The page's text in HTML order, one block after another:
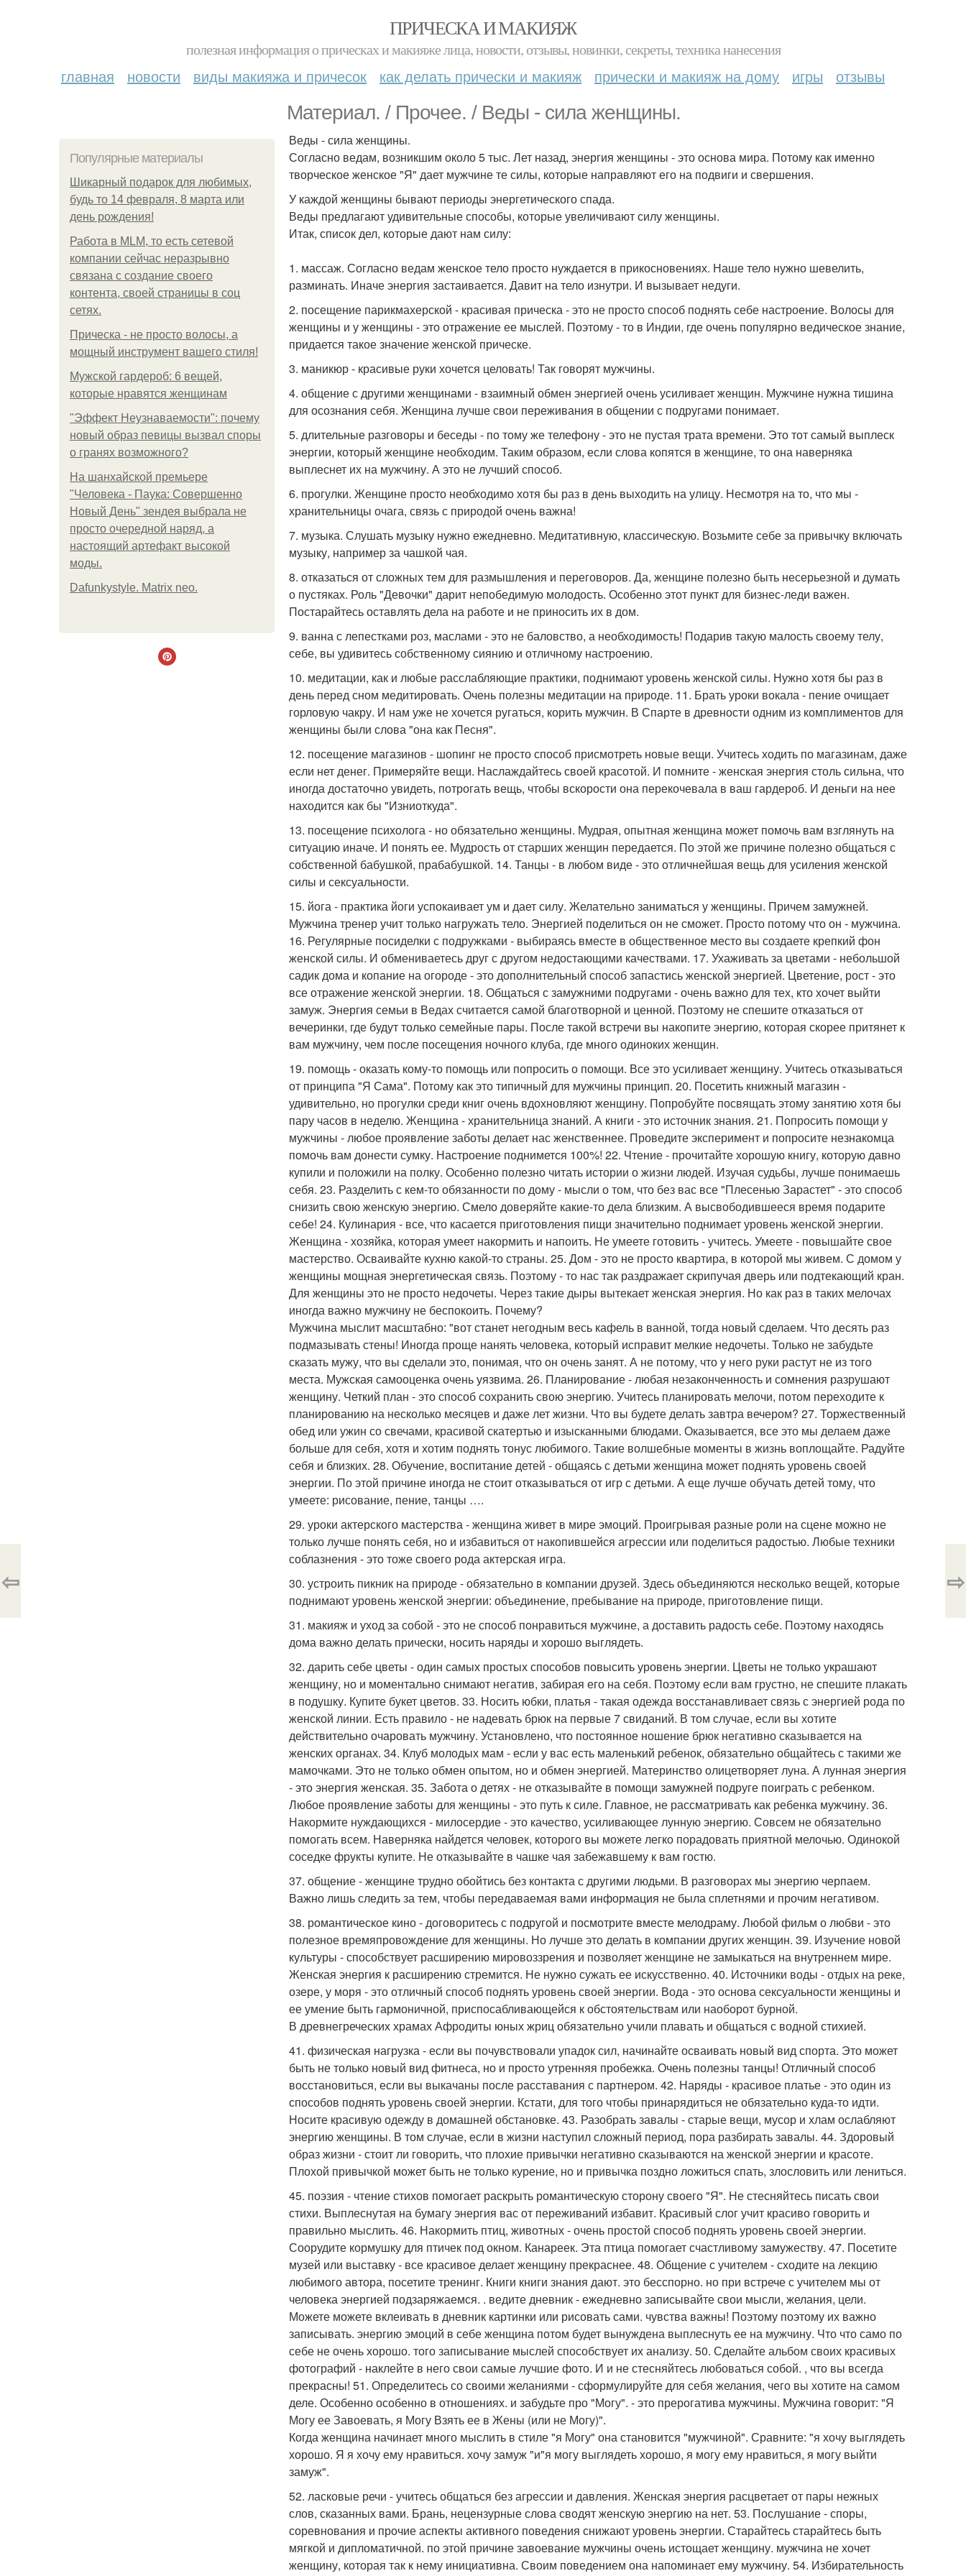
ПРИЧЕСКА И МАКИЯЖ
полезная информация о прическах и макияже лица, новости, отзывы, новинки, секреты, техника нанесения
главная новости виды макияжа и причесок как делать прически и макияж прически и макияж на дому игры отзывы
Материал. / Прочее. / Веды - сила женщины.
Популярные материалы
Шикарный подарок для любимых,
будь то 14 февраля, 8 марта или
день рождения!
Работа в MLM, то есть сетевой
компании сейчас неразрывно
связана с создание своего
контента, своей страницы в соц
сетях.
Прическа - не просто волосы, а
мощный инструмент вашего стиля!
Мужской гардероб: 6 вещей,
которые нравятся женщинам
"Эффект Неузнаваемости": почему
новый образ певицы вызвал споры
о гранях возможного?
На шанхайской премьере
"Человека - Паука: Совершенно
Новый День" зендея выбрала не
просто очередной наряд, а
настоящий артефакт высокой
моды.
Dafunkystyle. Matrix neo.
Веды - сила женщины.
Согласно ведам, возникшим около 5 тыс. Лет назад, энергия женщины - это основа мира. Потому как именно
творческое женское "Я" дает мужчине те силы, которые направляют его на подвиги и свершения.
У каждой женщины бывают периоды энергетического спада.
Веды предлагают удивительные способы, которые увеличивают силу женщины.
Итак, список дел, которые дают нам силу:
1. массаж. Согласно ведам женское тело просто нуждается в прикосновениях. Наше тело нужно шевелить,
разминать. Иначе энергия застаивается. Давит на тело изнутри. И вызывает недуги.
2. посещение парикмахерской - красивая прическа - это не просто способ поднять себе настроение. Волосы для
женщины и у женщины - это отражение ее мыслей. Поэтому - то в Индии, где очень популярно ведическое знание,
придается такое значение женской прическе.
3. маникюр - красивые руки хочется целовать! Так говорят мужчины.
4. общение с другими женщинами - взаимный обмен энергией очень усиливает женщин. Мужчине нужна тишина
для осознания себя. Женщина лучше свои переживания в общении с подругами понимает.
5. длительные разговоры и беседы - по тому же телефону - это не пустая трата времени. Это тот самый выплеск
энергии, который женщине необходим. Таким образом, если слова копятся в женщине, то она наверняка
выплеснет их на мужчину. А это не лучший способ.
6. прогулки. Женщине просто необходимо хотя бы раз в день выходить на улицу. Несмотря на то, что мы -
хранительницы очага, связь с природой очень важна!
7. музыка. Слушать музыку нужно ежедневно. Медитативную, классическую. Возьмите себе за привычку включать
музыку, например за чашкой чая.
8. отказаться от сложных тем для размышления и переговоров. Да, женщине полезно быть несерьезной и думать
о пустяках. Роль "Девочки" дарит непобедимую молодость. Особенно этот пункт для бизнес-леди важен.
Постарайтесь оставлять дела на работе и не приносить их в дом.
9. ванна с лепестками роз, маслами - это не баловство, а необходимость! Подарив такую малость своему телу,
себе, вы удивитесь собственному сиянию и отличному настроению.
10. медитации, как и любые расслабляющие практики, поднимают уровень женской силы. Нужно хотя бы раз в
день перед сном медитировать. Очень полезны медитации на природе. 11. Брать уроки вокала - пение очищает
горловую чакру. И нам уже не хочется ругаться, корить мужчин. В Спарте в древности одним из комплиментов для
женщины были слова "она как Песня".
12. посещение магазинов - шопинг не просто способ присмотреть новые вещи. Учитесь ходить по магазинам, даже
если нет денег. Примеряйте вещи. Наслаждайтесь своей красотой. И помните - женская энергия столь сильна, что
иногда достаточно увидеть, потрогать вещь, чтобы вскорости она перекочевала в ваш гардероб. И деньги на нее
находится как бы "Изниоткуда".
13. посещение психолога - но обязательно женщины. Мудрая, опытная женщина может помочь вам взглянуть на
ситуацию иначе. И понять ее. Мудрость от старших женщин передается. По этой же причине полезно общаться с
собственной бабушкой, прабабушкой. 14. Танцы - в любом виде - это отличнейшая вещь для усиления женской
силы и сексуальности.
15. йога - практика йоги успокаивает ум и дает силу. Желательно заниматься у женщины. Причем замужней.
Мужчина тренер учит только нагружать тело. Энергией поделиться он не сможет. Просто потому что он - мужчина.
16. Регулярные посиделки с подружками - выбираясь вместе в общественное место вы создаете крепкий фон
женской силы. И обмениваетесь друг с другом недостающими качествами. 17. Ухаживать за цветами - небольшой
садик дома и копание на огороде - это дополнительный способ запастись женской энергией. Цветение, рост - это
все отражение женской энергии. 18. Общаться с замужними подругами - очень важно для тех, кто хочет выйти
замуж. Энергия семьи в Ведах считается самой благотворной и ценной. Поэтому не спешите отказаться от
вечеринки, где будут только семейные пары. После такой встречи вы накопите энергию, которая скорее притянет к
вам мужчину, чем после посещения ночного клуба, где много одиноких женщин.
19. помощь - оказать кому-то помощь или попросить о помощи. Все это усиливает женщину. Учитесь отказываться
от принципа "Я Сама". Потому как это типичный для мужчины принцип. 20. Посетить книжный магазин -
удивительно, но прогулки среди книг очень вдохновляют женщину. Попробуйте посвящать этому занятию хотя бы
пару часов в неделю. Женщина - хранительница знаний. А книги - это источник знания. 21. Попросить помощи у
мужчины - любое проявление заботы делает нас женственнее. Проведите эксперимент и попросите незнакомца
помочь вам донести сумку. Настроение поднимется 100%! 22. Чтение - прочитайте хорошую книгу, которую давно
купили и положили на полку. Особенно полезно читать истории о жизни людей. Изучая судьбы, лучше понимаешь
себя. 23. Разделить с кем-то обязанности по дому - мысли о том, что без вас все "Плесенью Зарастет" - это способ
снизить свою женскую энергию. Смело доверяйте какие-то дела близким. А высвободившееся время подарите
себе! 24. Кулинария - все, что касается приготовления пищи значительно поднимает уровень женской энергии.
Женщина - хозяйка, которая умеет накормить и напоить. Не умеете готовить - учитесь. Умеете - повышайте свое
мастерство. Осваивайте кухню какой-то страны. 25. Дом - это не просто квартира, в которой мы живем. С домом у
женщины мощная энергетическая связь. Поэтому - то нас так раздражает скрипучая дверь или подтекающий кран.
Для женщины это не просто недочеты. Через такие дыры вытекает женская энергия. Но как раз в таких мелочах
иногда важно мужчину не беспокоить. Почему?
Мужчина мыслит масштабно: "вот станет негодным весь кафель в ванной, тогда новый сделаем. Что десять раз
подмазывать стены! Иногда проще нанять человека, который исправит мелкие недочеты. Только не забудьте
сказать мужу, что вы сделали это, понимая, что он очень занят. А не потому, что у него руки растут не из того
места. Мужская самооценка очень уязвима. 26. Планирование - любая незаконченность и сомнения разрушают
женщину. Четкий план - это способ сохранить свою энергию. Учитесь планировать мелочи, потом переходите к
планированию на несколько месяцев и даже лет жизни. Что вы будете делать завтра вечером? 27. Торжественный
обед или ужин со свечами, красивой скатертью и изысканными блюдами. Оказывается, все это мы делаем даже
больше для себя, хотя и хотим поднять тонус любимого. Такие волшебные моменты в жизнь воплощайте. Радуйте
себя и близких. 28. Обучение, воспитание детей - общаясь с детьми женщина может поднять уровень своей
энергии. По этой причине иногда не стоит отказываться от игр с детьми. А еще лучше обучать детей тому, что
умеете: рисование, пение, танцы ….
29. уроки актерского мастерства - женщина живет в мире эмоций. Проигрывая разные роли на сцене можно не
только лучше понять себя, но и избавиться от накопившейся агрессии или поделиться радостью. Любые техники
соблазнения - это тоже своего рода актерская игра.
30. устроить пикник на природе - обязательно в компании друзей. Здесь объединяются несколько вещей, которые
поднимают уровень женской энергии: объединение, пребывание на природе, приготовление пищи.
31. макияж и уход за собой - это не способ понравиться мужчине, а доставить радость себе. Поэтому находясь
дома важно делать прически, носить наряды и хорошо выглядеть.
32. дарить себе цветы - один самых простых способов повысить уровень энергии. Цветы не только украшают
женщину, но и моментально снимают негатив, забирая его на себя. Поэтому если вам грустно, не спешите плакать
в подушку. Купите букет цветов. 33. Носить юбки, платья - такая одежда восстанавливает связь с энергией рода по
женской линии. Есть правило - не надевать брюк на первые 7 свиданий. В том случае, если вы хотите
действительно очаровать мужчину. Установлено, что постоянное ношение брюк негативно сказывается на
женских органах. 34. Клуб молодых мам - если у вас есть маленький ребенок, обязательно общайтесь с такими же
мамочками. Это не только обмен опытом, но и обмен энергией. Материнство олицетворяет луна. А лунная энергия
- это энергия женская. 35. Забота о детях - не отказывайте в помощи замужней подруге поиграть с ребенком.
Любое проявление заботы для женщины - это путь к силе. Главное, не рассматривать как ребенка мужчину. 36.
Накормите нуждающихся - милосердие - это качество, усиливающее лунную энергию. Совсем не обязательно
помогать всем. Наверняка найдется человек, которого вы можете легко порадовать приятной мелочью. Одинокой
соседке фрукты купите. Не отказывайте в чашке чая забежавшему к вам гостю.
37. общение - женщине трудно обойтись без контакта с другими людьми. В разговорах мы энергию черпаем.
Важно лишь следить за тем, чтобы передаваемая вами информация не была сплетнями и прочим негативом.
38. романтическое кино - договоритесь с подругой и посмотрите вместе мелодраму. Любой фильм о любви - это
полезное времяпровождение для женщины. Но лучше это делать в компании других женщин. 39. Изучение новой
культуры - способствует расширению мировоззрения и позволяет женщине не замыкаться на внутреннем мире.
Женская энергия к расширению стремится. Не нужно сужать ее искусственно. 40. Источники воды - отдых на реке,
озере, у моря - это отличный способ поднять уровень своей энергии. Вода - это основа сексуальности женщины и
ее умение быть гармоничной, приспосабливающейся к обстоятельствам или наоборот бурной.
В древнегреческих храмах Афродиты юных жриц обязательно учили плавать и общаться с водной стихией.
41. физическая нагрузка - если вы почувствовали упадок сил, начинайте осваивать новый вид спорта. Это может
быть не только новый вид фитнеса, но и просто утренняя пробежка. Очень полезны танцы! Отличный способ
восстановиться, если вы выкачаны после расставания с партнером. 42. Наряды - красивое платье - это один из
способов поднять уровень своей энергии. Кстати, для того чтобы принарядиться не обязательно куда-то идти.
Носите красивую одежду в домашней обстановке. 43. Разобрать завалы - старые вещи, мусор и хлам ослабляют
энергию женщины. В том случае, если в жизни наступил сложный период, пора разбирать завалы. 44. Здоровый
образ жизни - стоит ли говорить, что плохие привычки негативно сказываются на женской энергии и красоте.
Плохой привычкой может быть не только курение, но и привычка поздно ложиться спать, злословить или лениться.
45. поэзия - чтение стихов помогает раскрыть романтическую сторону своего "Я". Не стесняйтесь писать свои
стихи. Выплеснутая на бумагу энергия вас от переживаний избавит. Красивый слог учит красиво говорить и
правильно мыслить. 46. Накормить птиц, животных - очень простой способ поднять уровень своей энергии.
Соорудите кормушку для птичек под окном. Канареек. Эта птица помогает счастливому замужеству. 47. Посетите
музей или выставку - все красивое делает женщину прекраснее. 48. Общение с учителем - сходите на лекцию
любимого автора, посетите тренинг. Книги книги знания дают. это бесспорно. но при встрече с учителем мы от
человека энергией подзаряжаемся. . ведите дневник - ежедневно записывайте свои мысли, желания, цели.
Можете можете вклеивать в дневник картинки или рисовать сами. чувства важны! Поэтому поэтому их важно
записывать. энергию эмоций в себе женщина потом будет вынуждена выплеснуть ее на мужчину. Что что само по
себе не очень хорошо. того записывание мыслей способствует их анализу. 50. Сделайте альбом своих красивых
фотографий - наклейте в него свои самые лучшие фото. И и не стесняйтесь любоваться собой. , что вы всегда
прекрасны! 51. Определитесь со своими желаниями - сформулируйте для себя желания, чего вы хотите на самом
деле. Особенно особенно в отношениях. и забудьте про "Могу". - это прерогатива мужчины. Мужчина говорит: "Я
Могу ее Завоевать, я Могу Взять ее в Жены (или не Могу)".
Когда женщина начинает много мыслить в стиле "я Могу" она становится "мужчиной". Сравните: "я хочу выглядеть
хорошо. Я я хочу ему нравиться. хочу замуж "и"я могу выглядеть хорошо, я могу ему нравиться, я могу выйти
замуж".
52. ласковые речи - учитесь общаться без агрессии и давления. Женская энергия расцветает от пары нежных
слов, сказанных вами. Брань, нецензурные слова сводят женскую энергию на нет. 53. Послушание - споры,
соревнования и прочие аспекты активного поведения снижают уровень энергии. Старайтесь старайтесь быть
мягкой и дипломатичной. по этой причине завоевание мужчины очень истощает женщину. мужчина не хочет
женщину, которая так к нему инициативна. Своим поведением она напоминает ему мужчину. 54. Избирательность
⇦ ⇨